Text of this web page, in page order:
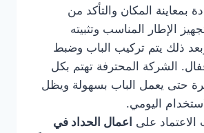
بمعاينة المكان والتأكد من
الإطار المناسب وتثبيته
ذلك يتم تركيب الباب وضبط
الشركة المحترفة تهتم بكل
حتى يعمل الباب بسهولة ويظل
اليومي.
على اعمال الحداد في